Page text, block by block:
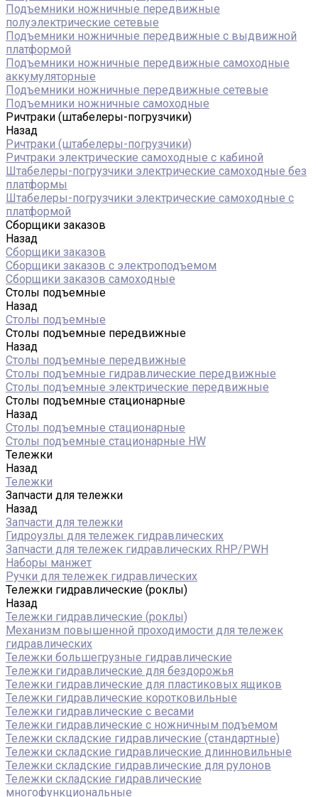
Подъемники ножничные передвижные
полуэлектрические сетевые
Подъемники ножничные передвижные с выдвижной
платформой
Подъемники ножничные передвижные самоходные
аккумуляторные
Подъемники ножничные передвижные сетевые
Подъемники ножничные самоходные
Ричтраки (штабелеры-погрузчики)
Назад
Ричтраки (штабелеры-погрузчики)
Ричтраки электрические самоходные с кабиной
Штабелеры-погрузчики электрические самоходные без
платформы
Штабелеры-погрузчики электрические самоходные с
платформой
Сборщики заказов
Назад
Сборщики заказов
Сборщики заказов с электроподъемом
Сборщики заказов самоходные
Столы подъемные
Назад
Столы подъемные
Столы подъемные передвижные
Назад
Столы подъемные передвижные
Столы подъемные гидравлические передвижные
Столы подъемные электрические передвижные
Столы подъемные стационарные
Назад
Столы подъемные стационарные
Столы подъемные стационарные HW
Тележки
Назад
Тележки
Запчасти для тележки
Назад
Запчасти для тележки
Гидроузлы для тележек гидравлических
Запчасти для тележек гидравлических RHP/PWH
Наборы манжет
Ручки для тележек гидравлических
Тележки гидравлические (роклы)
Назад
Тележки гидравлические (роклы)
Механизм повышенной проходимости для тележек
гидравлических
Тележки большегрузные гидравлические
Тележки гидравлические для бездорожья
Тележки гидравлические для пластиковых ящиков
Тележки гидравлические коротковильные
Тележки гидравлические с весами
Тележки гидравлические с ножничным подъемом
Тележки складские гидравлические (стандартные)
Тележки складские гидравлические длинновильные
Тележки складские гидравлические для рулонов
Тележки складские гидравлические
многофункциональные